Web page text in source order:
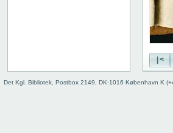
|<
Det Kgl. Bibliotek, Postbox 2149, DK-1016 København K